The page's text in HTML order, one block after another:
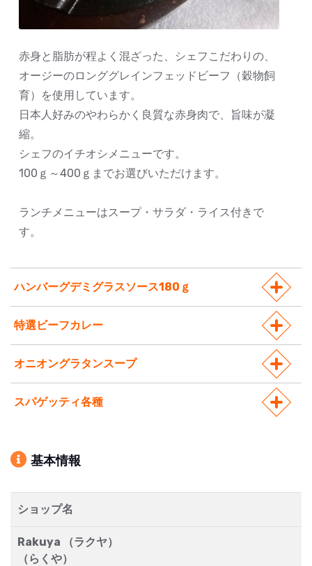
赤身と脂肪が程よく混ざった、シェフこだわりの、
オージーのロンググレインフェッドビーフ（穀物飼
育）を使用しています。
日本人好みのやわらかく良質な赤身肉で、旨味が凝
縮。
シェフのイチオシメニューです。
100ｇ～400ｇまでお選びいただけます。
ランチメニューはスープ・サラダ・ライス付きで
す。
ハンバーグデミグラスソース180ｇ
特選ビーフカレー
オニオングラタンスープ
スパゲッティ各種
基本情報
ショップ名
Rakuya （ラクヤ）
（らくや）